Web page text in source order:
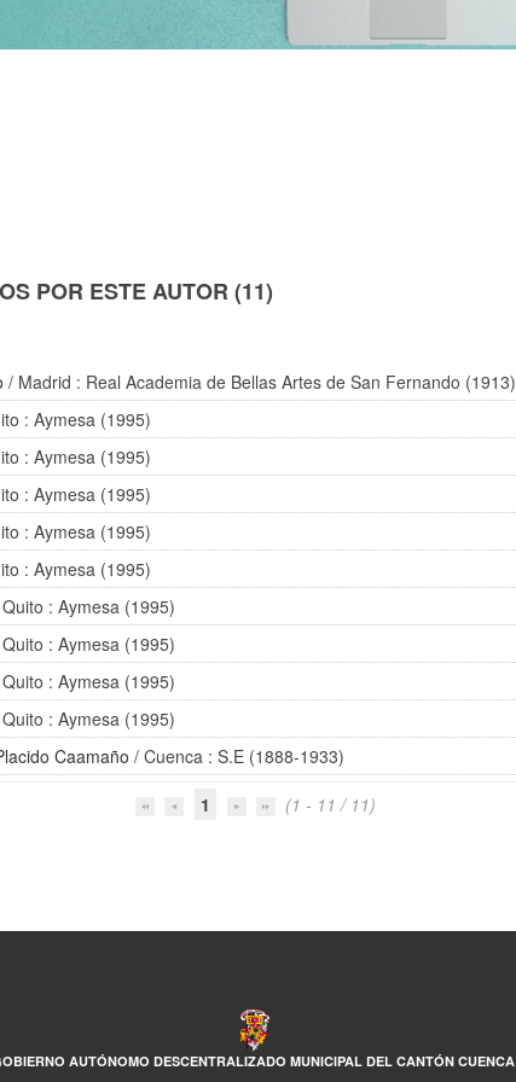
POR ESTE AUTOR (11)
/ Madrid : Real Academia de Bellas Artes de San Fernando (1913)
: Aymesa (1995)
: Aymesa (1995)
: Aymesa (1995)
: Aymesa (1995)
: Aymesa (1995)
: Aymesa (1995)
: Aymesa (1995)
: Aymesa (1995)
: Aymesa (1995)
Caamaño / Cuenca : S.E (1888-1933)
1
(1 - 11 / 11)
AUTÓNOMO DESCENTRALIZADO MUNICIPAL DEL CANTÓN CUENCA